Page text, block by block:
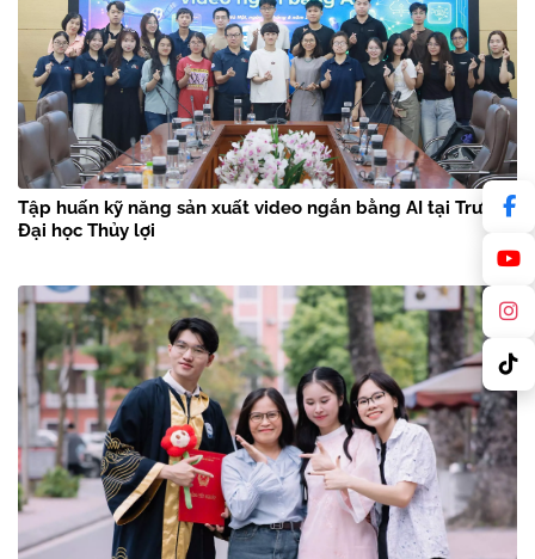
Tập huấn kỹ năng sản xuất video ngắn bằng AI tại Trường
Đại học Thủy lợi